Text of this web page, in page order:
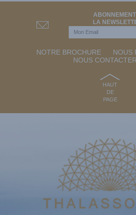
LA
NOTRE BROCHURE
NOUS
NOUS CONTACTER
HAUT
DE
PAGE